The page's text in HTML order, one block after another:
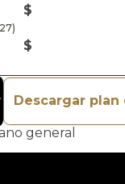
$
$
Descargar plan